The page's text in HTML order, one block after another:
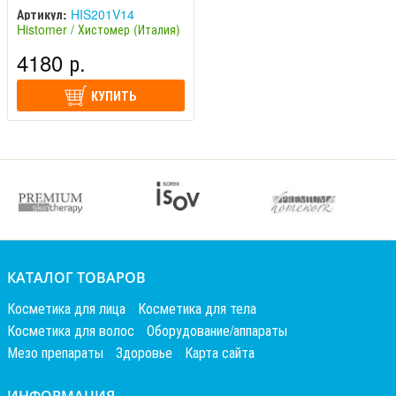
Артикул: HIS201V14
Histomer / Хистомер (Италия)
4180 р.
КУПИТЬ
КАТАЛОГ ТОВАРОВ
Косметика для лица
Косметика для тела
Косметика для волос
Оборудование/аппараты
Мезо препараты
Здоровье Карта сайта